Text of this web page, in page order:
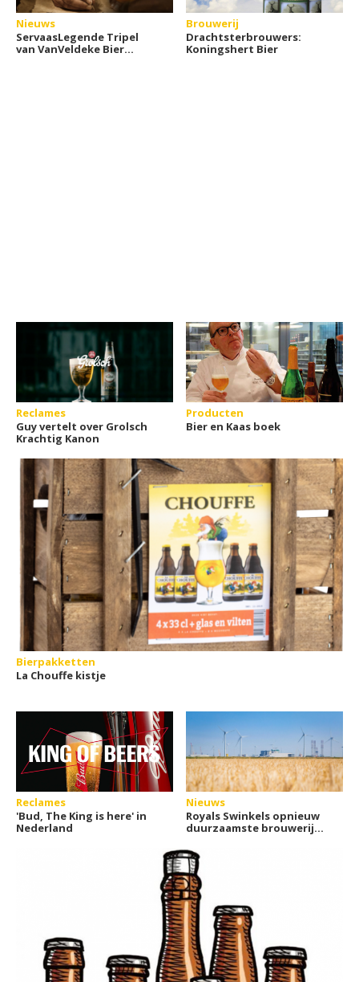
Nieuws
ServaasLegende Tripel
van VanVeldeke Bier
Brouwerij
Drachtsterbrouwers:
Koningshert Bier
Reclames
Guy vertelt over Grolsch
Krachtig Kanon
Producten
Bier en Kaas boek
Bierpakketten
La Chouffe kistje
Reclames
'Bud, The King is here' in
Nederland
Nieuws
Royals Swinkels opnieuw
duurzaamste brouwerij